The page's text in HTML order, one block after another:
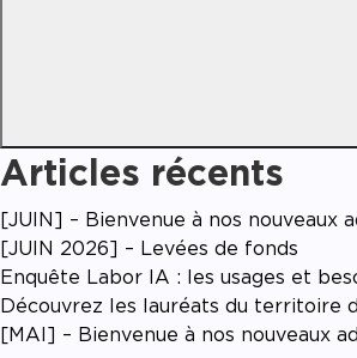
Articles récents
[JUIN] – Bienvenue à nos nouveaux
[JUIN 2026] – Levées de fonds
Enquête Labor IA : les usages et
Découvrez les lauréats du territoire
[MAI] – Bienvenue à nos nouveaux